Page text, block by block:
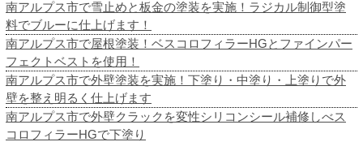
南アルプス市で雪止めと板金の塗装を実施！ラジカル制御型塗
料でブルーに仕上げます！
南アルプス市で屋根塗装！ベスコロフィラーHGとファインパー
フェクトベストを使用！
南アルプス市で外壁塗装を実施！下塗り・中塗り・上塗りで外
壁を整え明るく仕上げます
南アルプス市で外壁クラックを変性シリコンシール補修しべス
コロフィラーHGで下塗り